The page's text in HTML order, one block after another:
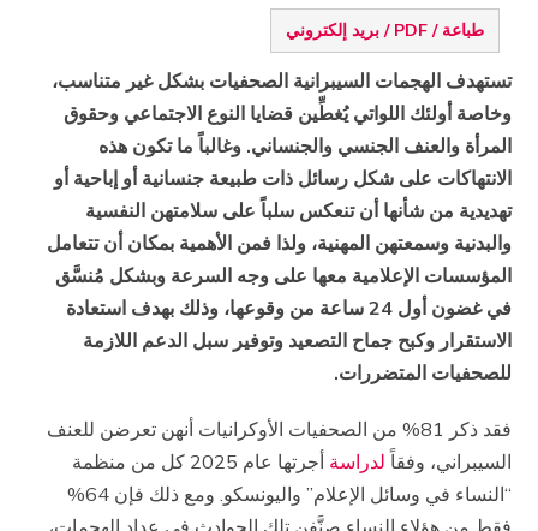
طباعة / PDF / بريد إلكتروني
تستهدف الهجمات السيبرانية الصحفيات بشكل غير متناسب،
وخاصة أولئك اللواتي يُغطِّين قضايا النوع الاجتماعي وحقوق
المرأة والعنف الجنسي والجنساني. وغالباً ما تكون هذه
الانتهاكات على شكل رسائل ذات طبيعة جنسانية أو إباحية أو
تهديدية من شأنها أن تنعكس سلباً على سلامتهن النفسية
والبدنية وسمعتهن المهنية، ولذا فمن الأهمية بمكان أن تتعامل
المؤسسات الإعلامية معها على وجه السرعة وبشكل مُنسَّق
في غضون أول 24 ساعة من وقوعها، وذلك بهدف استعادة
الاستقرار وكبح جماح التصعيد وتوفير سبل الدعم اللازمة
للصحفيات المتضررات.
فقد ذكر 81% من الصحفيات الأوكرانيات أنهن تعرضن للعنف
السيبراني، وفقاً لدراسة
أجرتها عام 2025 كل من منظمة
“النساء في وسائل الإعلام” واليونسكو. ومع ذلك فإن 64%
فقط من هؤلاء النساء صنَّفن تلك الحوادث في عداد الهجمات،